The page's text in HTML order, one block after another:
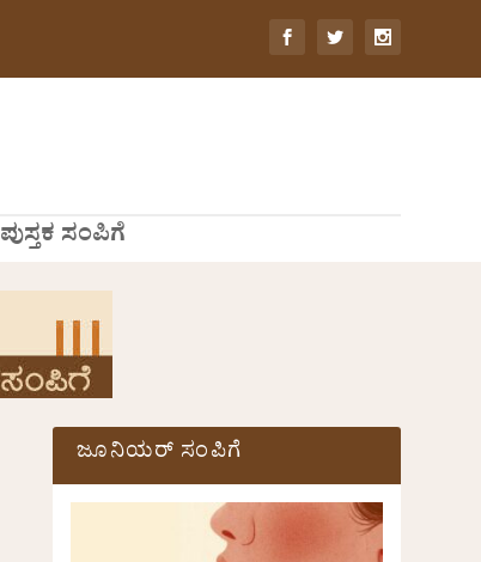
ಪುಸ್ತಕ ಸಂಪಿಗೆ
ಜೂನಿಯರ್ ಸಂಪಿಗೆ